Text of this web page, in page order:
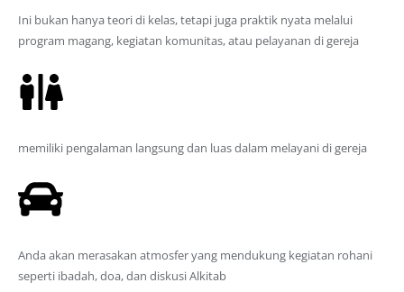
Ini bukan hanya teori di kelas, tetapi juga praktik nyata melalui
program magang, kegiatan komunitas, atau pelayanan di gereja
memiliki pengalaman langsung dan luas dalam melayani di gereja
Anda akan merasakan atmosfer yang mendukung kegiatan rohani
seperti ibadah, doa, dan diskusi Alkitab